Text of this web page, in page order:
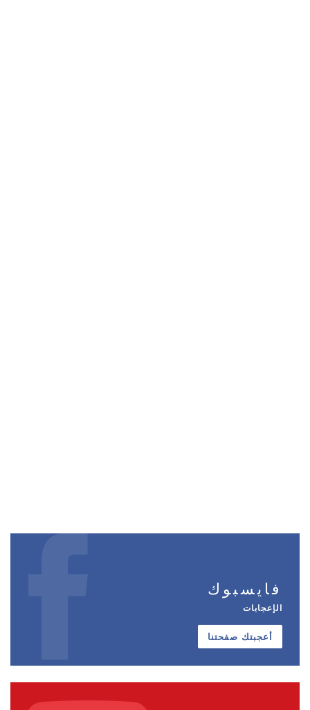
فايسبوك
الإعجابات
أعجبتك صفحتنا